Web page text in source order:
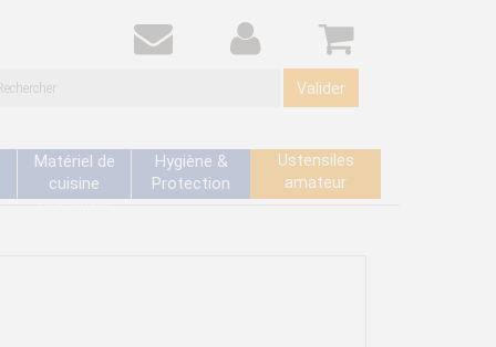
Valider
Matériel de
cuisine
électrique
Hygiène &
Protection
Ustensiles
amateur